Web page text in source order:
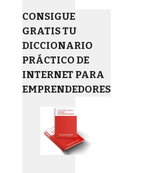
CONSIGUE
GRATIS TU
DICCIONARIO
PRÁCTICO DE
INTERNET PARA
EMPRENDEDORES